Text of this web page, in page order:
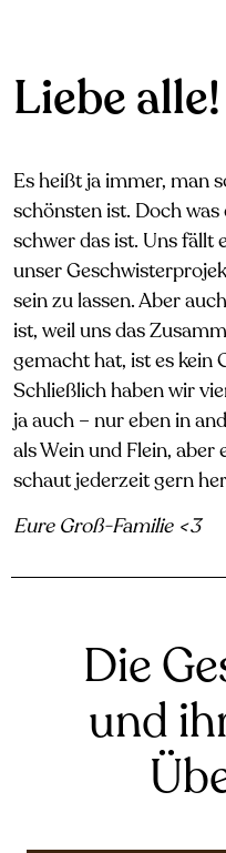
Liebe alle!
Es heißt ja immer, man
schönsten ist. Doch
schwer das ist. Uns fällt
unser
sein zu lassen. Aber
ist, weil uns das
gemacht hat, ist es kein
Schließlich haben wir
ja auch – nur eben in
als Wein und Flein, aber
schaut jederzeit gern
Eure Groß-Familie <3
Die
und